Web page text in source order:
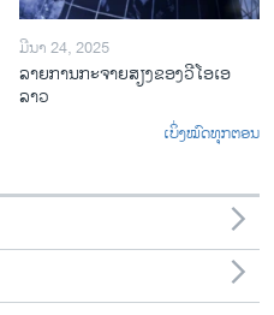
ມີນາ 24, 2025
ລາຍການກະຈາຍສຽງຂອງວີໂອເອ
ລາວ
ເບິ່ງໝົດທຸກຕອນ